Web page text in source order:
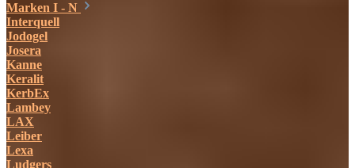
Marken I - N
Interquell
Jodogel
Josera
Kanne
Keralit
KerbEx
Lambey
LAX
Leiber
Lexa
Ludgers